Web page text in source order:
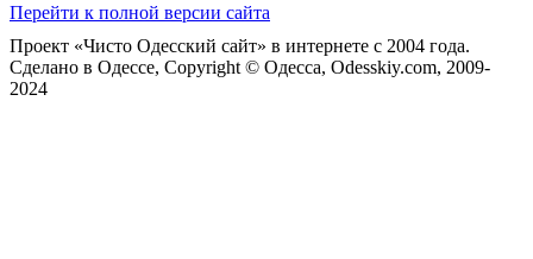
Перейти к полной версии сайта
Проект «Чисто Одесский сайт» в интернете с 2004 года.
Сделано в Одессе, Copyright © Одесса, Odesskiy.com, 2009-
2024